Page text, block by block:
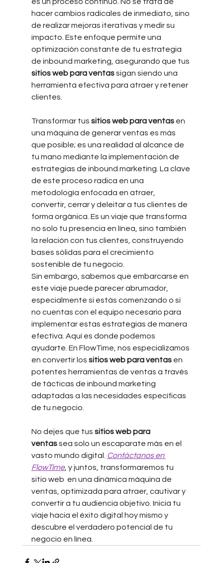
es un proceso continuo. No se trata de
hacer cambios radicales de inmediato, sino
de realizar mejoras iterativas y medir su
impacto. Este enfoque permite una
optimización constante de tu estrategia
de inbound marketing, asegurando que tus
sitios web para ventas sigan siendo una
herramienta efectiva para atraer y retener
clientes.
Transformar tus sitios web para ventas en
una máquina de generar ventas es más
que posible; es una realidad al alcance de
tu mano mediante la implementación de
estrategias de inbound marketing. La clave
de este proceso radica en una
metodología enfocada en atraer,
convertir, cerrar y deleitar a tus clientes de
forma orgánica. Es un viaje que transforma
no solo tu presencia en línea, sino también
la relación con tus clientes, construyendo
bases sólidas para el crecimiento
sostenible de tu negocio.
Sin embargo, sabemos que embarcarse en
este viaje puede parecer abrumador,
especialmente si estás comenzando o si
no cuentas con el equipo necesario para
implementar estas estrategias de manera
efectiva. Aquí es donde podemos
ayudarte. En FlowTime, nos especializamos
en convertir los sitios web para ventas en
potentes herramientas de ventas a través
de tácticas de inbound marketing
adaptadas a las necesidades específicas
de tu negocio.
No dejes que tus sitios web para
ventas sea solo un escaparate más en el
vasto mundo digital. Contáctanos en
FlowTime, y juntos, transformaremos tu
sitio web en una dinámica máquina de
ventas, optimizada para atraer, cautivar y
convertir a tu audiencia objetivo. Inicia tu
viaje hacia el éxito digital hoy mismo y
descubre el verdadero potencial de tu
negocio en línea.